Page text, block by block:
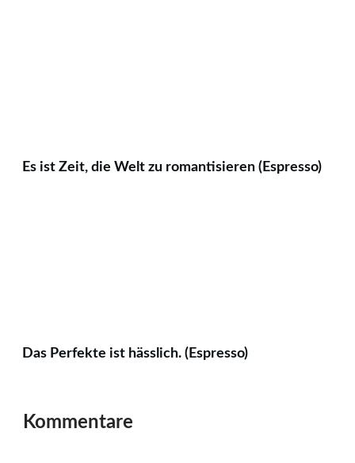
Es ist Zeit, die Welt zu romantisieren (Espresso)
Das Perfekte ist hässlich. (Espresso)
Kommentare